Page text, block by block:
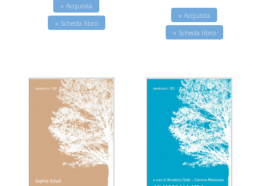
» Acquista
» Scheda libro
» Acquista
» Scheda libro